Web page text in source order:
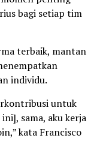
bagi setiap tim
terbaik, mantan
individu.
untuk
sama, aku kerja
kata Francisco